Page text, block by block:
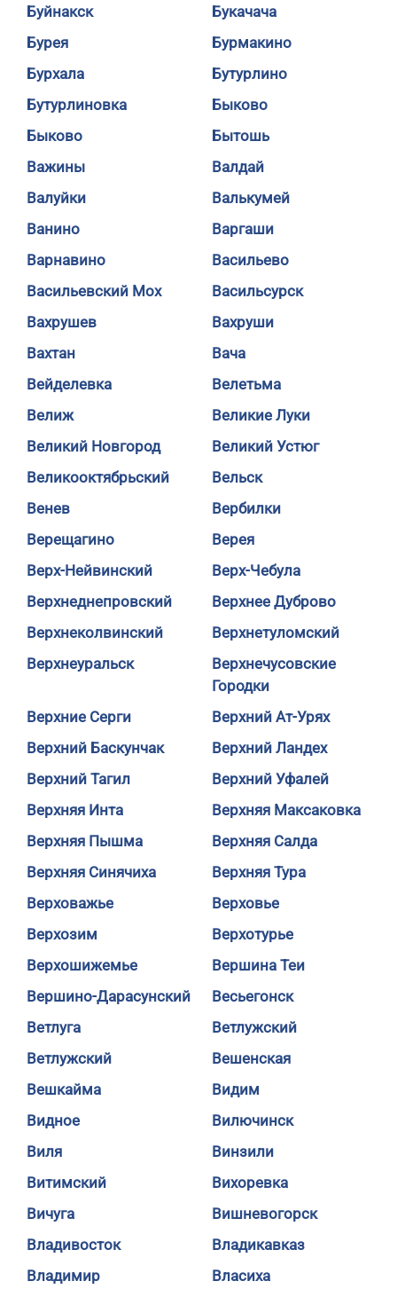
Буйнакск
Букачача
Бурея
Бурмакино
Бурхала
Бутурлино
Бутурлиновка
Быково
Быково
Бытошь
Важины
Валдай
Валуйки
Валькумей
Ванино
Варгаши
Варнавино
Васильево
Васильевский Мох
Васильсурск
Вахрушев
Вахруши
Вахтан
Вача
Вейделевка
Велетьма
Велиж
Великие Луки
Великий Новгород
Великий Устюг
Великооктябрьский
Вельск
Венев
Вербилки
Верещагино
Верея
Верх-Нейвинский
Верх-Чебула
Верхнеднепровский
Верхнее Дуброво
Верхнеколвинский
Верхнетуломский
Верхнеуральск
Верхнечусовские
Городки
Верхние Серги
Верхний Ат-Урях
Верхний Баскунчак
Верхний Ландех
Верхний Тагил
Верхний Уфалей
Верхняя Инта
Верхняя Максаковка
Верхняя Пышма
Верхняя Салда
Верхняя Синячиха
Верхняя Тура
Верховажье
Верховье
Верхозим
Верхотурье
Верхошижемье
Вершина Теи
Вершино-Дарасунский
Весьегонск
Ветлуга
Ветлужский
Ветлужский
Вешенская
Вешкайма
Видим
Видное
Вилючинск
Виля
Винзили
Витимский
Вихоревка
Вичуга
Вишневогорск
Владивосток
Владикавказ
Владимир
Власиха